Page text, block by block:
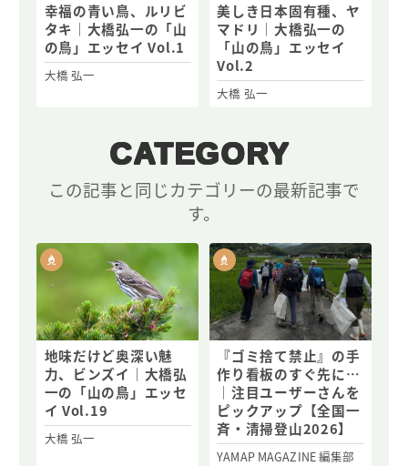
幸福の青い鳥、ルリビ
タキ｜大橋弘一の「山
の鳥」エッセイ Vol.1
大橋 弘一
美しき日本固有種、ヤ
マドリ｜大橋弘一の
「山の鳥」エッセイ
Vol.2
大橋 弘一
CATEGORY
この記事と同じカテゴリーの最新記事で
す。
地味だけど奥深い魅
力、ビンズイ｜大橋弘
一の「山の鳥」エッセ
イ Vol.19
大橋 弘一
『ゴミ捨て禁止』の手
作り看板のすぐ先に…
｜注目ユーザーさんを
ピックアップ【全国一
斉・清掃登山2026】
YAMAP MAGAZINE 編集部